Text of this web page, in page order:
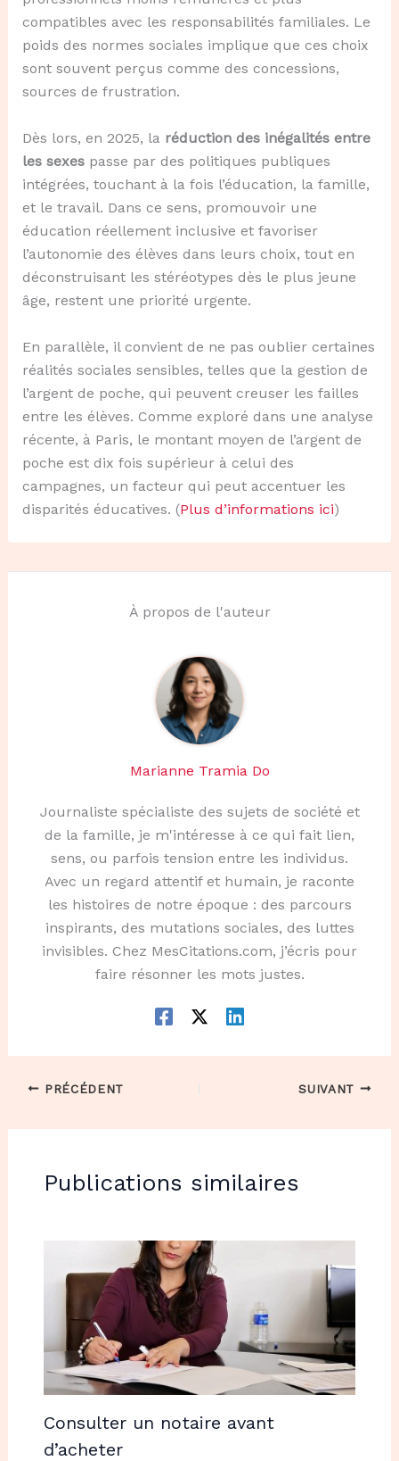
compatibles avec les responsabilités familiales. Le
poids des normes sociales implique que ces choix
sont souvent perçus comme des concessions,
sources de frustration.
Dès lors, en 2025, la réduction des inégalités entre
les sexespasse par des politiques publiques
intégrées, touchant à la fois l’éducation, la famille,
et le travail. Dans ce sens, promouvoir une
éducation réellement inclusive et favoriser
l’autonomie des élèves dans leurs choix, tout en
déconstruisant les stéréotypes dès le plus jeune
âge, restent une priorité urgente.
En parallèle, il convient de ne pas oublier certaines
réalités sociales sensibles, telles que la gestion de
l’argent de poche, qui peuvent creuser les failles
entre les élèves. Comme exploré dans une analyse
récente, à Paris, le montant moyen de l’argent de
poche est dix fois supérieur à celui des
campagnes, un facteur qui peut accentuer les
disparités éducatives. (Plus d’informations ici)
À propos de l'auteur
Marianne Tramia Do
Journaliste spécialiste des sujets de société et
de la famille, je m'intéresse à ce qui fait lien,
sens, ou parfois tension entre les individus.
Avec un regard attentif et humain, je raconte
les histoires de notre époque : des parcours
inspirants, des mutations sociales, des luttes
invisibles. Chez MesCitations.com, j’écris pour
faire résonner les mots justes.
PRÉCÉDENT SUIVANT
Publications similaires
Consulter un notaire avant
d’acheter